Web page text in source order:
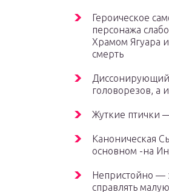
Героическое
персонажа
Храмом Ягуара
смерть
Диссонирующий
головорезов, а
Жуткие птички
Каноническая
основном -на
Непристойно —
справлять